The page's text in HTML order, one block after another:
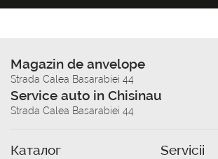
Magazin de anvelope
Strada Calea Basarabiei 44
Service auto in Chisinau
Strada Calea Basarabiei 44
Каталог Servicii